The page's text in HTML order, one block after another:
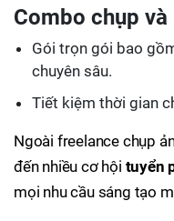
Combo chụp và
Gói trọn gói bao
chuyên sâu.
Tiết kiệm thời gian
Ngoài freelance chụp
đến nhiều cơ hội tuyển
mọi nhu cầu sáng tạo